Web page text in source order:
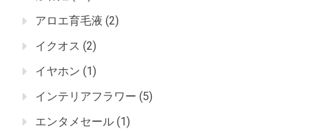
アロエ育毛液 (2)
イクオス (2)
イヤホン (1)
インテリアフラワー (5)
エンタメセール (1)